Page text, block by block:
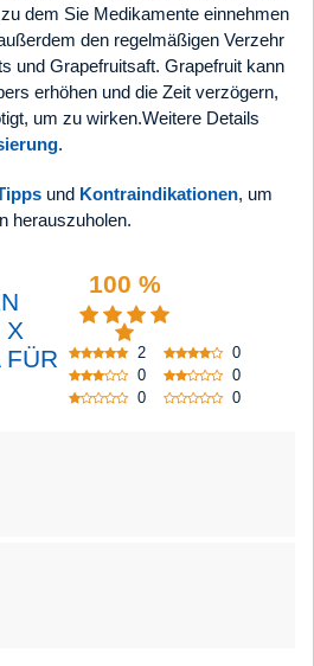
dem Sie Medikamente einnehmen
den regelmäßigen Verzehr
und Grapefruitsaft. Grapefruit kann
erhöhen und die Zeit verzögern,
um zu wirken.Weitere Details
.
und Kontraindikationen, um
herauszuholen.
X
FÜR
100 %
2
0
0
0
0
0